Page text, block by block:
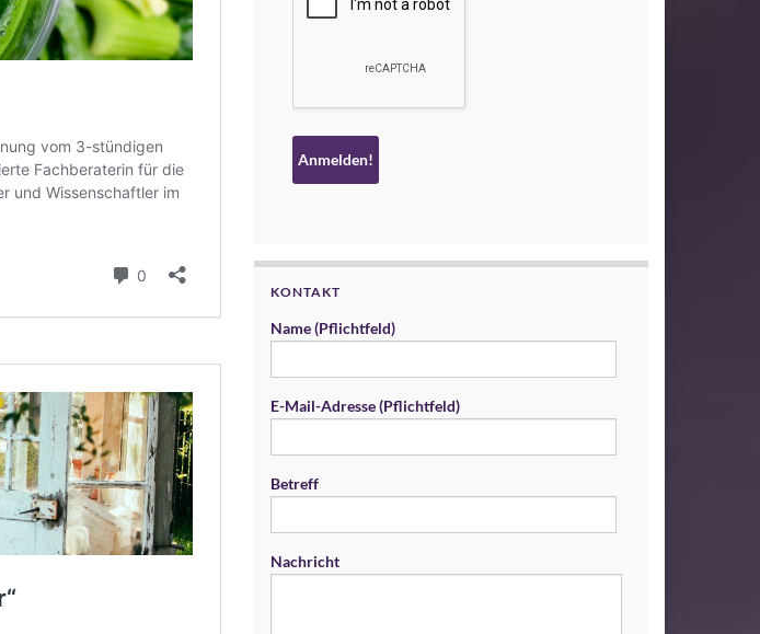
KONTAKT
Name (Pflichtfeld)
E-Mail-Adresse (Pflichtfeld)
Betreff
Nachricht